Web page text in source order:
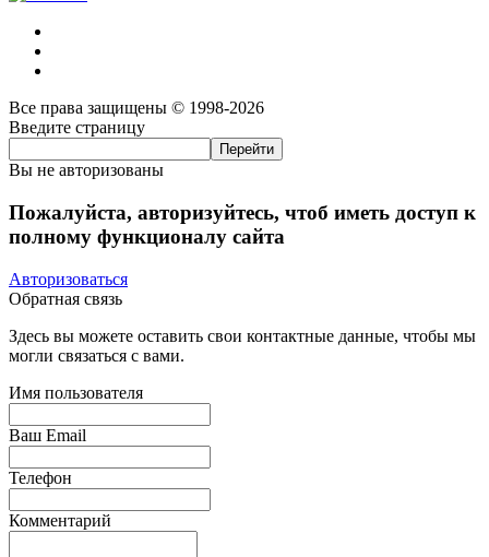
Все права защищены © 1998-2026
Введите страницу
Вы не авторизованы
Пожалуйста, авторизуйтесь, чтоб иметь доступ к
полному функционалу сайта
Авторизоваться
Обратная связь
Здесь вы можете оставить свои контактные данные, чтобы мы
могли связаться с вами.
Имя пользователя
Ваш Email
Телефон
Комментарий